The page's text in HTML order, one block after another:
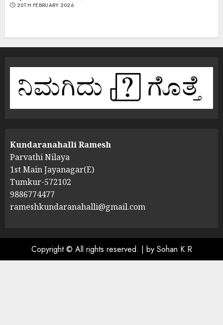
20TH FEBRUARY 2026
Kundaranahalli Ramesh
Parvathi Nilaya
1st Main Jayanagar(E)
Tumkur-572102
9886774477
rameshkundaranahalli@gmail.com
Copyright © All rights reserved. | by Sohan K R